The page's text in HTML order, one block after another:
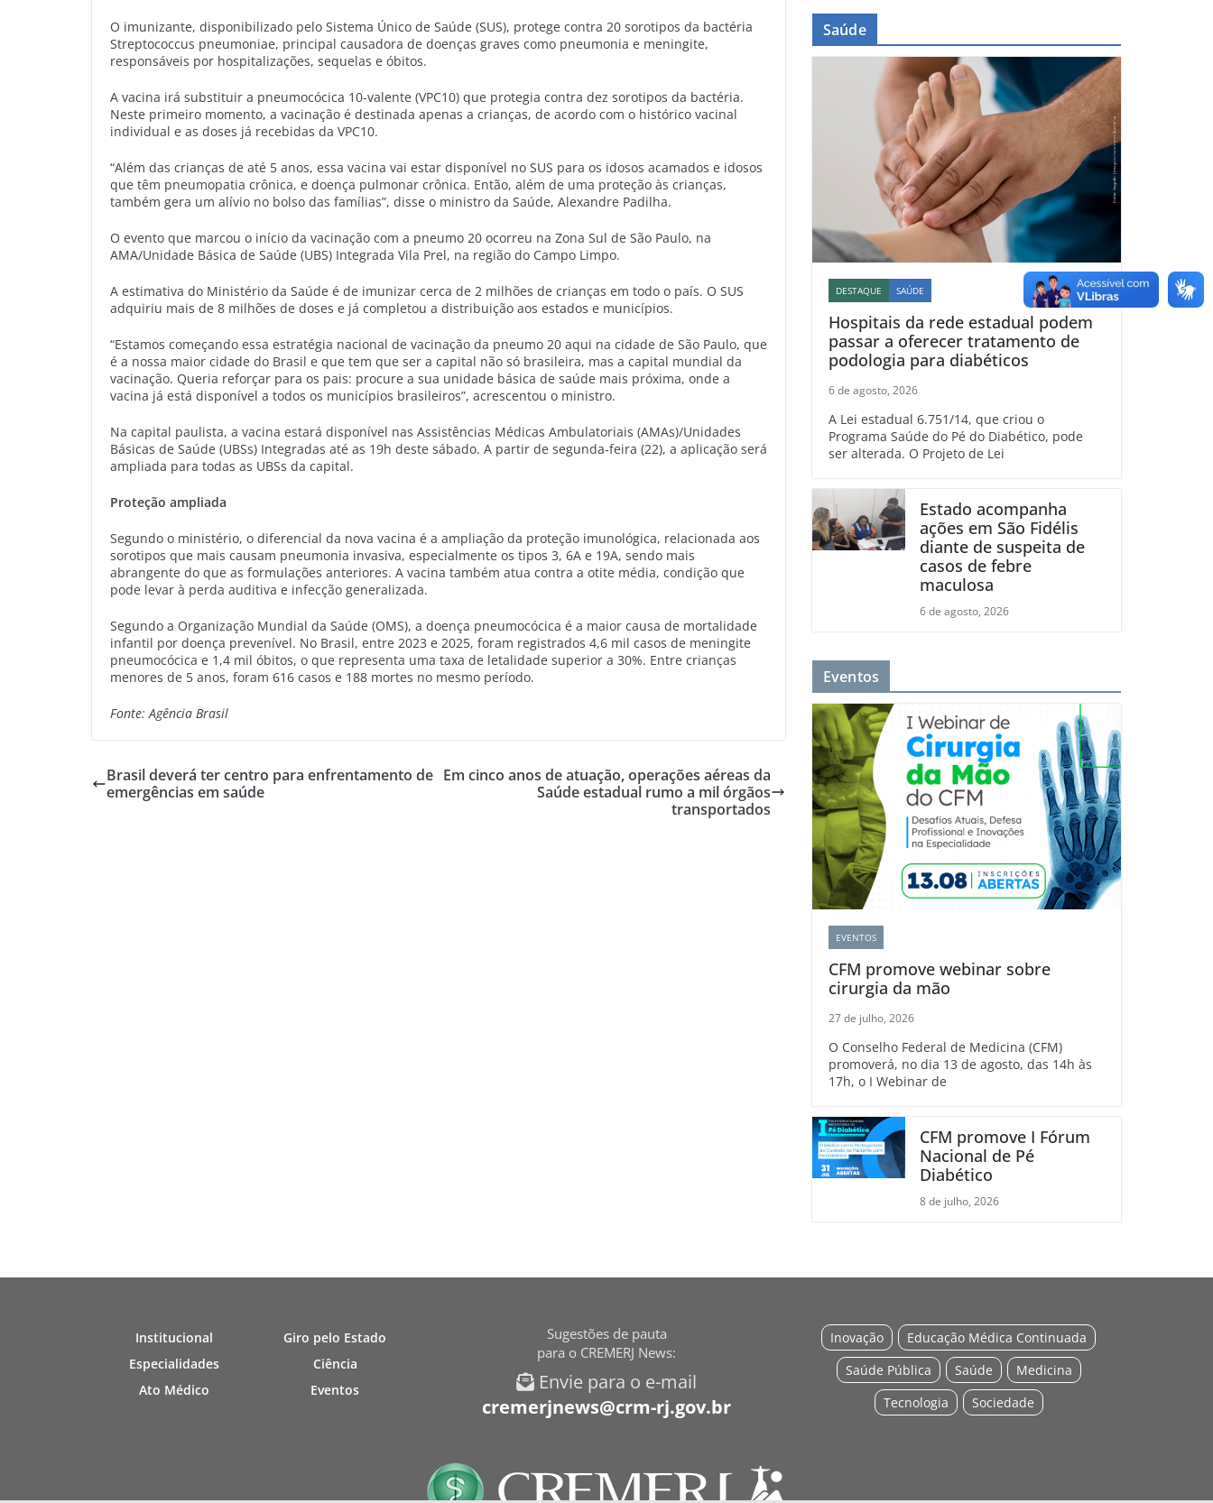
O imunizante, disponibilizado pelo Sistema Único de Saúde (SUS), protege contra 20 sorotipos da bactéria
Streptococcus pneumoniae, principal causadora de doenças graves como pneumonia e meningite,
responsáveis por hospitalizações, sequelas e óbitos.
A vacina irá substituir a pneumocócica 10-valente (VPC10) que protegia contra dez sorotipos da bactéria.
Neste primeiro momento, a vacinação é destinada apenas a crianças, de acordo com o histórico vacinal
individual e as doses já recebidas da VPC10.
“Além das crianças de até 5 anos, essa vacina vai estar disponível no SUS para os idosos acamados e idosos
que têm pneumopatia crônica, e doença pulmonar crônica. Então, além de uma proteção às crianças,
também gera um alívio no bolso das famílias”, disse o ministro da Saúde, Alexandre Padilha.
O evento que marcou o início da vacinação com a pneumo 20 ocorreu na Zona Sul de São Paulo, na
AMA/Unidade Básica de Saúde (UBS) Integrada Vila Prel, na região do Campo Limpo.
A estimativa do Ministério da Saúde é de imunizar cerca de 2 milhões de crianças em todo o país. O SUS
adquiriu mais de 8 milhões de doses e já completou a distribuição aos estados e municípios.
“Estamos começando essa estratégia nacional de vacinação da pneumo 20 aqui na cidade de São Paulo, que
é a nossa maior cidade do Brasil e que tem que ser a capital não só brasileira, mas a capital mundial da
vacinação. Queria reforçar para os pais: procure a sua unidade básica de saúde mais próxima, onde a
vacina já está disponível a todos os municípios brasileiros”, acrescentou o ministro.
Na capital paulista, a vacina estará disponível nas Assistências Médicas Ambulatoriais (AMAs)/Unidades
Básicas de Saúde (UBSs) Integradas até as 19h deste sábado. A partir de segunda-feira (22), a aplicação será
ampliada para todas as UBSs da capital.
Proteção ampliada
Segundo o ministério, o diferencial da nova vacina é a ampliação da proteção imunológica, relacionada aos
sorotipos que mais causam pneumonia invasiva, especialmente os tipos 3, 6A e 19A, sendo mais
abrangente do que as formulações anteriores. A vacina também atua contra a otite média, condição que
pode levar à perda auditiva e infecção generalizada.
Segundo a Organização Mundial da Saúde (OMS), a doença pneumocócica é a maior causa de mortalidade
infantil por doença prevenível. No Brasil, entre 2023 e 2025, foram registrados 4,6 mil casos de meningite
pneumocócica e 1,4 mil óbitos, o que representa uma taxa de letalidade superior a 30%. Entre crianças
menores de 5 anos, foram 616 casos e 188 mortes no mesmo período.
Fonte: Agência Brasil
Brasil deverá ter centro para enfrentamento de
emergências em saúde
Em cinco anos de atuação, operações aéreas da
Saúde estadual rumo a mil órgãos
transportados
Saúde
DESTAQUE SAÚDE
Hospitais da rede estadual podem
passar a oferecer tratamento de
podologia para diabéticos
6 de agosto, 2026
A Lei estadual 6.751/14, que criou o
Programa Saúde do Pé do Diabético, pode
ser alterada. O Projeto de Lei
Estado acompanha
ações em São Fidélis
diante de suspeita de
casos de febre
maculosa
6 de agosto, 2026
Eventos
EVENTOS
CFM promove webinar sobre
cirurgia da mão
27 de julho, 2026
O Conselho Federal de Medicina (CFM)
promoverá, no dia 13 de agosto, das 14h às
17h, o I Webinar de
CFM promove I Fórum
Nacional de Pé
Diabético
8 de julho, 2026
Institucional
Especialidades
Ato Médico
Giro pelo Estado
Ciência
Eventos
Sugestões de pauta
para o CREMERJ News:
Envie para o e-mail
cremerjnews@crm-rj.gov.br
Educação Médica Continuada
Inovação
Medicina
Saúde
Saúde Pública
Sociedade
Tecnologia